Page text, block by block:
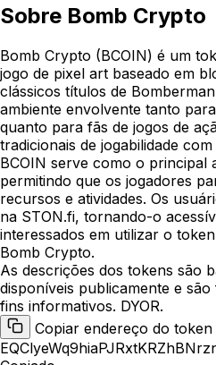
Sobre Bomb Crypto
Bomb Crypto (BCOIN) é um
jogo de pixel art baseado em
clássicos títulos de
ambiente envolvente tanto
quanto para fãs de jogos de
tradicionais de jogabilidade
BCOIN serve como o principal
permitindo que os jogadores
recursos e atividades. Os
na STON.fi, tornando-o
interessados em utilizar o
Bomb Crypto.
As descrições dos tokens são
disponíveis publicamente e
fins informativos. DYOR.
Copiar endereço do token